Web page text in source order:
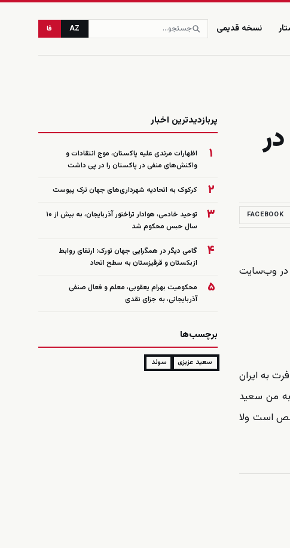
نسخه قدیمی AZ فا
FACEBOOK
در وب‌سایت
به ایران
به من سعید
است ولا
پربازدیدترین اخبار
۱
اظهارات مرندی علیه پاکستان، موج انتقادات و
واکنش‌های منفی در پاکستان را در پی داشت
۲ کرکوک به اتحادیه شهرداری‌های جهان ترک پیوست
۳
توحید خادمی، هوادار تراختور آذربایجان، به بیش از ۱۰
سال حبس محکوم شد
۴
گامی دیگر در همگرایی جهان تورک: ارتقای روابط
ازبکستان و قرقیزستان به سطح اتحاد
۵
محکومیت بهرام یعقوبی، معلم و فعال صنفی
آذربایجانی، به جزای نقدی
برچسب‌ها
سعید عزیزی سوئد